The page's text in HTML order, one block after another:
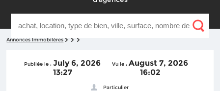
Annonces Immobilères
Publiée le :July 6, 2026
13:27
Vu le :August 7, 2026
16:02
Particulier